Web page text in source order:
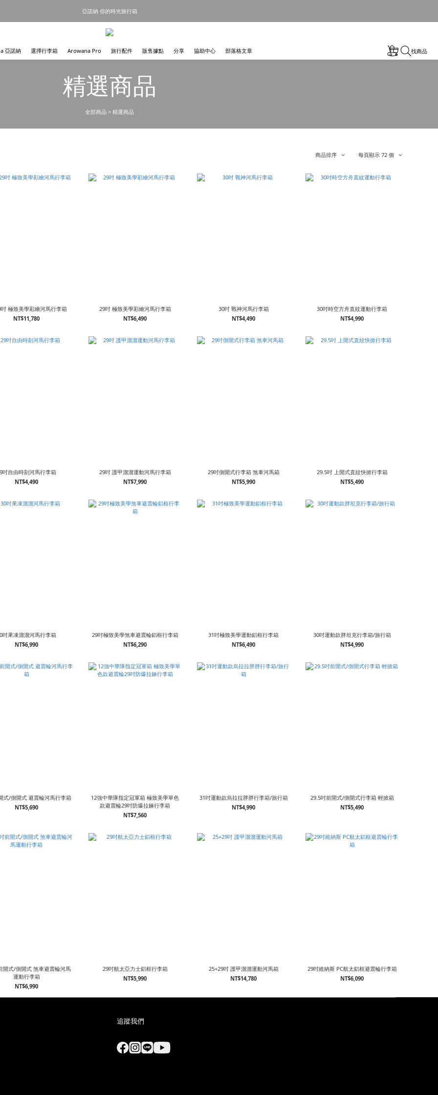
亞諾納 你的時光旅行箱
亞諾納 選擇行李箱 Arowana Pro 旅行配件 販售據點 分享 協助中心 部落格文章 找商品
精選商品
全部商品 > 精選商品
商品排序 每頁顯示 72 個
極致美學彩繪河馬行李箱
NT$11,780
29吋 極致美學彩繪河馬行李箱
NT$6,490
30吋 戰神河馬行李箱
NT$4,490
30吋時空方舟直紋運動行李箱
NT$4,990
吋自由時刻河馬行李箱
NT$4,490
29吋 護甲溜溜運動河馬行李箱
NT$7,990
29吋側開式行李箱 煞車河馬箱
NT$5,990
29.5吋 上開式直紋快掀行李箱
NT$5,490
吋果凍溜溜河馬行李箱
NT$6,990
29吋極致美學煞車避震輪鋁框行李箱
NT$6,290
31吋極致美學運動鋁框行李箱
NT$6,490
30吋運動款胖坦克行李箱/旅行箱
NT$4,990
式/側開式 避震輪河馬行李箱
NT$5,690
12強中華隊指定冠軍箱 極致美學單色
款避震輪29吋防爆拉鍊行李箱
NT$7,560
31吋運動款烏拉拉胖胖行李箱/旅行箱
NT$4,990
29.5吋前開式/側開式行李箱 輕掀箱
NT$5,490
開式/側開式 煞車避震輪河馬
運動行李箱
NT$6,990
29吋航太亞力士鋁框行李箱
NT$5,990
25+29吋 護甲溜溜運動河馬箱
NT$14,780
29吋維納斯 PC航太鋁框避震輪行李箱
NT$6,090
追蹤我們